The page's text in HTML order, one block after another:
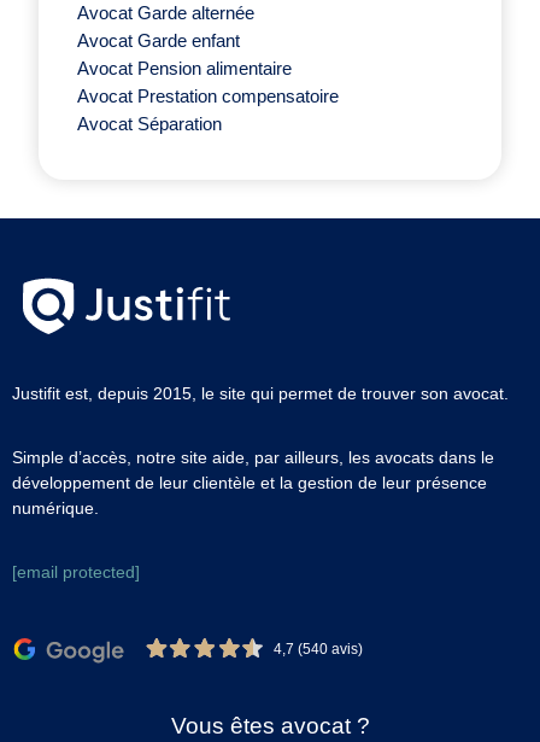
Avocat Garde alternée
Avocat Garde enfant
Avocat Pension alimentaire
Avocat Prestation compensatoire
Avocat Séparation
Justifit est, depuis 2015, le site qui permet de trouver son avocat.
Simple d’accès, notre site aide, par ailleurs, les avocats dans le
développement de leur clientèle et la gestion de leur présence
numérique.
[email protected]
4,7 (540 avis)
Vous êtes avocat ?